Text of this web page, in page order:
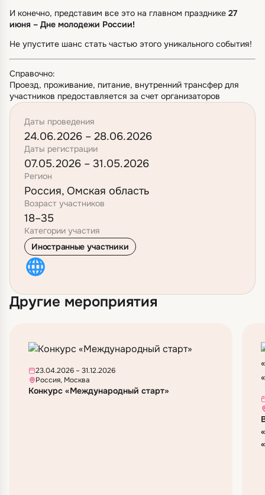
И конечно, представим все это на главном празднике 27
июня – Дне молодежи России!
Не упустите шанс стать частью этого уникального события!
Справочно:
Проезд, проживание, питание, внутренний трансфер для
участников предоставляется за счет организаторов
Даты проведения
24.06.2026 – 28.06.2026
Даты регистрации
07.05.2026 – 31.05.2026
Регион
Россия, Омская область
Возраст участников
18–35
Категории участия
Иностранные участники
Другие мероприятия
23.04.2026 – 31.12.2026
Россия, Москва
Конкурс «Международный старт»